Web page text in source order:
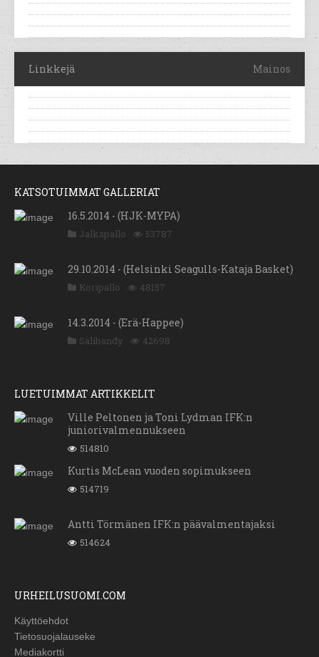
Linkkejä Mainos
KATSOTUIMMAT GALLERIAT
16.5.2014 - (HJK-MYPA)
Jalkapallo 53787
29.10.2014 - (Helsinki Seagulls-Kataja Basket)
Koripallo 48157
14.3.2014 - (Erä-Happee)
Salibandy 42698
LUETUIMMAT ARTIKKELIT
Ville Peltonen ja Toni Lydman IFK:n
juniorivalmennukseen
514810
Kurtis McLean vuoden sopimukseen
514719
Antti Törmänen IFK:n päävalmentajaksi
514624
URHEILUSUOMI.COM
Käyttöehdot
Tietosuojalauseke
Mediakortti